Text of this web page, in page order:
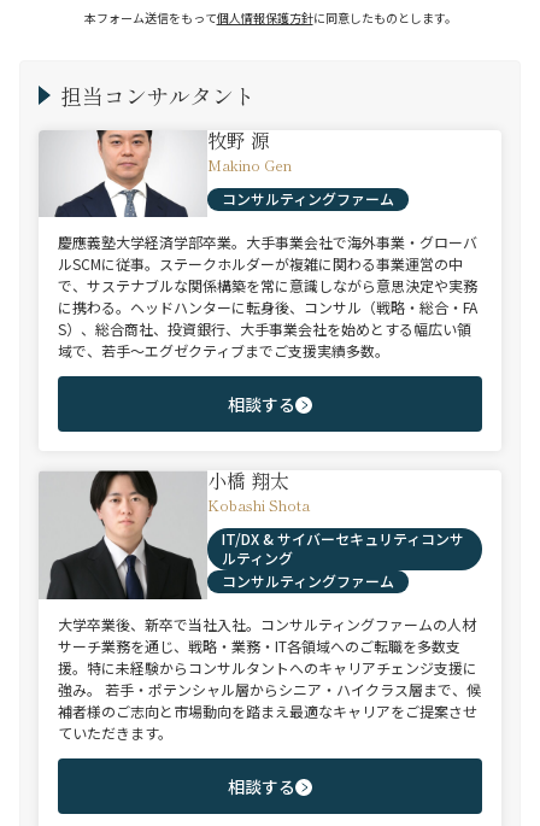
本フォーム送信をもって個人情報保護方針に同意したものとします。
担当コンサルタント
牧野 源
Makino Gen
コンサルティングファーム
慶應義塾大学経済学部卒業。大手事業会社で海外事業・グローバ
ルSCMに従事。ステークホルダーが複雑に関わる事業運営の中
で、サステナブルな関係構築を常に意識しながら意思決定や実務
に携わる。ヘッドハンターに転身後、コンサル（戦略・総合・FA
S）、総合商社、投資銀行、大手事業会社を始めとする幅広い領
域で、若手～エグゼクティブまでご支援実績多数。
相談する
小橋 翔太
Kobashi Shota
IT/DX & サイバーセキュリティコンサ
ルティング
コンサルティングファーム
大学卒業後、新卒で当社入社。コンサルティングファームの人材
サーチ業務を通じ、戦略・業務・IT各領域へのご転職を多数支
援。特に未経験からコンサルタントへのキャリアチェンジ支援に
強み。 若手・ポテンシャル層からシニア・ハイクラス層まで、候
補者様のご志向と市場動向を踏まえ最適なキャリアをご提案させ
ていただきます。
相談する